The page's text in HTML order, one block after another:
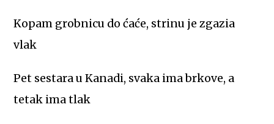
Kopam grobnicu do ćaće, strinu je zgazia
vlak
Pet sestara u Kanadi, svaka ima brkove, a
tetak ima tlak